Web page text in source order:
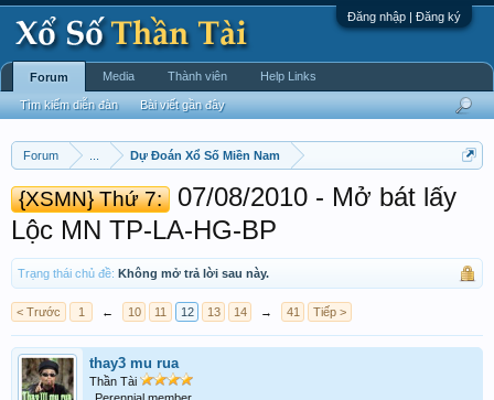
Đăng nhập | Đăng ký
Forum Dự Đoán Xổ Số Miền Nam
{XSMN} Thứ 7:
07/08/2010 - Mở bát lấy
Lộc MN TP-LA-HG-BP ‎
Trạng thái chủ đề: Không mở trả lời sau này.
< Trước 1 ← 10 11 12 13 14 → 41 Tiếp >
thay3 mu rua
Thần Tài
Forum
Tìm kiếm diễn đàn Bài viết gần đây
Media Thành viên Help Links